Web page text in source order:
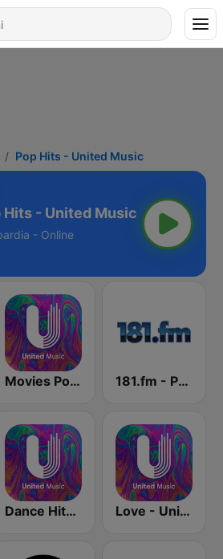
Pop Hits - United Music
Hits - United Music
- Online
Movies Pop Hits - United Music 181.fm - Power 181 (Top 40)
Dance Hits 2010 - United Music Love - United Music